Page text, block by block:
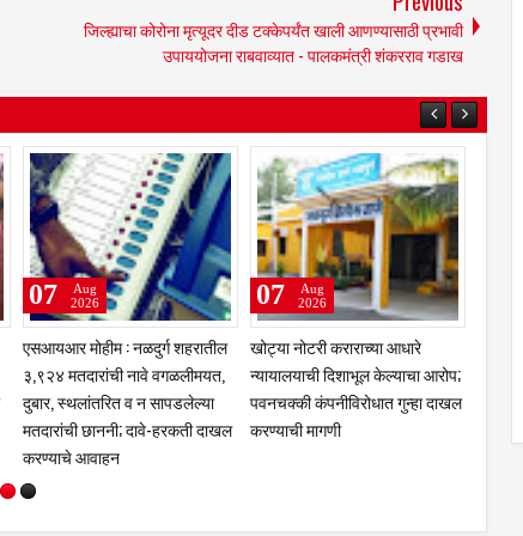
जिल्ह्याचा कोरोना मृत्यूदर दीड टक्केपर्यंत खाली आणण्यासाठी प्रभावी
उपाययोजना राबवाव्यात - पालकमंत्री शंकरराव गडाख
राजमाता जिजाऊंच्या वंशजांचे
सपरिवार तुळजाभवानी दर्शन; मंदिरात
सन्मान
08
Aug
2026
शहाबाज काझी यांचा नळदुर्गमध्ये
जल्लोषात नागरी सत्कार; हैदर कुरेशी
मित्र परिवाराचा पुढाकार; फटाक्यांची
आतषबाजी, घोषणांनी शहर दणाणले
08
Aug
2026